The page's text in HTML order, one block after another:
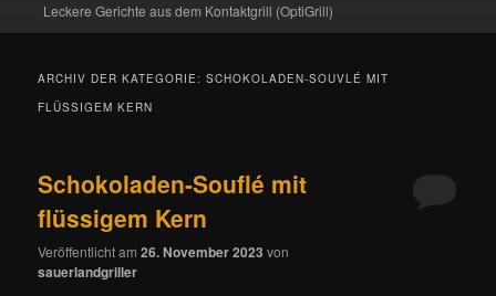
Leckere Gerichte aus dem Kontaktgrill (OptiGrill)
ARCHIV DER KATEGORIE:SCHOKOLADEN-SOUVLÉ MIT
FLÜSSIGEM KERN
Schokoladen-Souflé mit
flüssigem Kern
Veröffentlicht am26. November 2023 von
sauerlandgriller